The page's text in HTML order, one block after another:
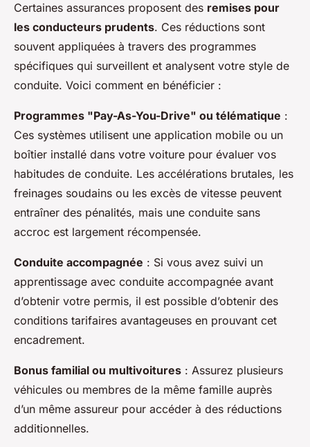
Certaines assurances proposent des remises pour
les conducteurs prudents. Ces réductions sont
souvent appliquées à travers des programmes
spécifiques qui surveillent et analysent votre style de
conduite. Voici comment en bénéficier :
Programmes "Pay-As-You-Drive" ou télématique :
Ces systèmes utilisent une application mobile ou un
boîtier installé dans votre voiture pour évaluer vos
habitudes de conduite. Les accélérations brutales, les
freinages soudains ou les excès de vitesse peuvent
entraîner des pénalités, mais une conduite sans
accroc est largement récompensée.
Conduite accompagnée : Si vous avez suivi un
apprentissage avec conduite accompagnée avant
d’obtenir votre permis, il est possible d’obtenir des
conditions tarifaires avantageuses en prouvant cet
encadrement.
Bonus familial ou multivoitures : Assurez plusieurs
véhicules ou membres de la même famille auprès
d’un même assureur pour accéder à des réductions
additionnelles.